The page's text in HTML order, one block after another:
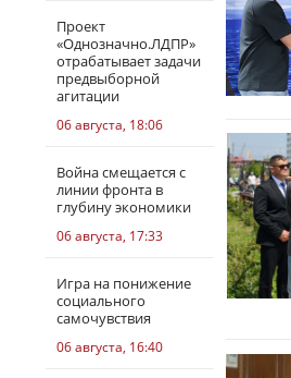
Проект
«Однозначно.ЛДПР»
отрабатывает задачи
предвыборной
агитации
06 августа, 18:06
Война смещается с
линии фронта в
глубину экономики
06 августа, 17:33
Игра на понижение
социального
самочувствия
06 августа, 16:40